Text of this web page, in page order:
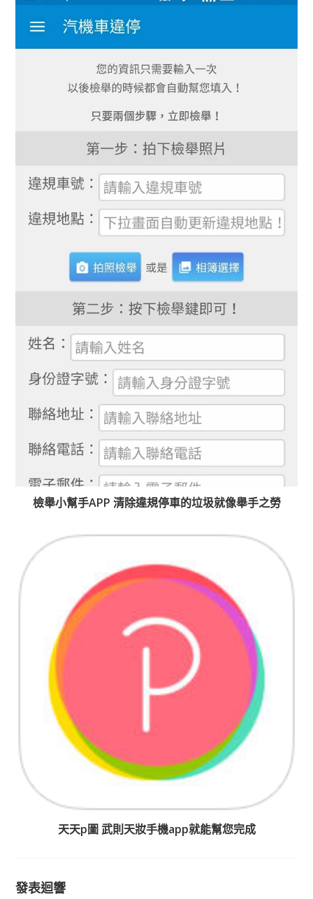
檢舉小幫手APP 清除違規停車的垃圾就像舉手之勞
天天p圖 武則天妝手機app就能幫您完成
發表迴響